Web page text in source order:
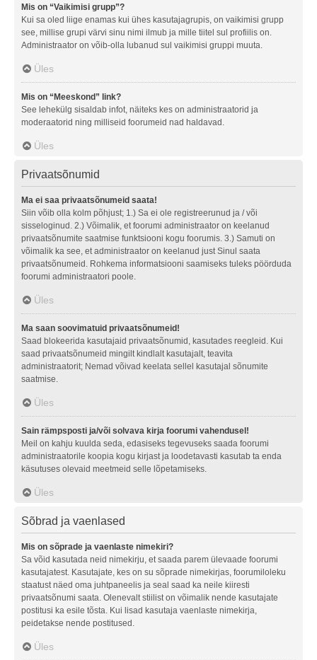
Mis on “Vaikimisi grupp”?
Kui sa oled liige enamas kui ühes kasutajagrupis, on vaikimisi grupp
see, millise grupi värvi sinu nimi ilmub ja mille tiitel sul profiilis on.
Administraator on võib-olla lubanud sul vaikimisi gruppi muuta.
Üles
Mis on “Meeskond” link?
See lehekülg sisaldab infot, näiteks kes on administraatorid ja
moderaatorid ning milliseid foorumeid nad haldavad.
Üles
Privaatsõnumid
Ma ei saa privaatsõnumeid saata!
Siin võib olla kolm põhjust; 1.) Sa ei ole registreerunud ja / või
sisseloginud. 2.) Võimalik, et foorumi administraator on keelanud
privaatsõnumite saatmise funktsiooni kogu foorumis. 3.) Samuti on
võimalik ka see, et administraator on keelanud just Sinul saata
privaatsõnumeid. Rohkema informatsiooni saamiseks tuleks pöörduda
foorumi administraatori poole.
Üles
Ma saan soovimatuid privaatsõnumeid!
Saad blokeerida kasutajaid privaatsõnumid, kasutades reegleid. Kui
saad privaatsõnumeid mingilt kindlalt kasutajalt, teavita
administraatorit; Nemad võivad keelata sellel kasutajal sõnumite
saatmise.
Üles
Sain rämpsposti ja/või solvava kirja foorumi vahendusel!
Meil on kahju kuulda seda, edasiseks tegevuseks saada foorumi
administraatorile koopia kogu kirjast ja loodetavasti kasutab ta enda
käsutuses olevaid meetmeid selle lõpetamiseks.
Üles
Sõbrad ja vaenlased
Mis on sõprade ja vaenlaste nimekiri?
Sa võid kasutada neid nimekirju, et saada parem ülevaade foorumi
kasutajatest. Kasutajate, kes on su sõprade nimekirjas, foorumiloleku
staatust näed oma juhtpaneelis ja seal saad ka neile kiiresti
privaatsõnumi saata. Olenevalt stiilist on võimalik nende kasutajate
postitusi ka esile tõsta. Kui lisad kasutaja vaenlaste nimekirja,
peidetakse nende postitused.
Üles